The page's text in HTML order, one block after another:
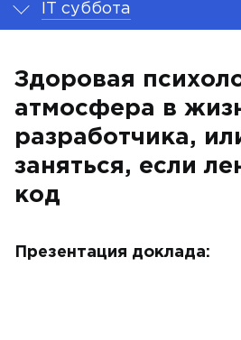
IT суббота
Здоровая
атмосфера в
разработчика,
заняться, если
код
Презентация доклада: